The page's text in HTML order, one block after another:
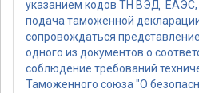
указанием кодов ТН ВЭД ЕАЭС,
подача таможенной
сопровождаться
одного из документов о
соблюдение требований
Таможенного союза "О